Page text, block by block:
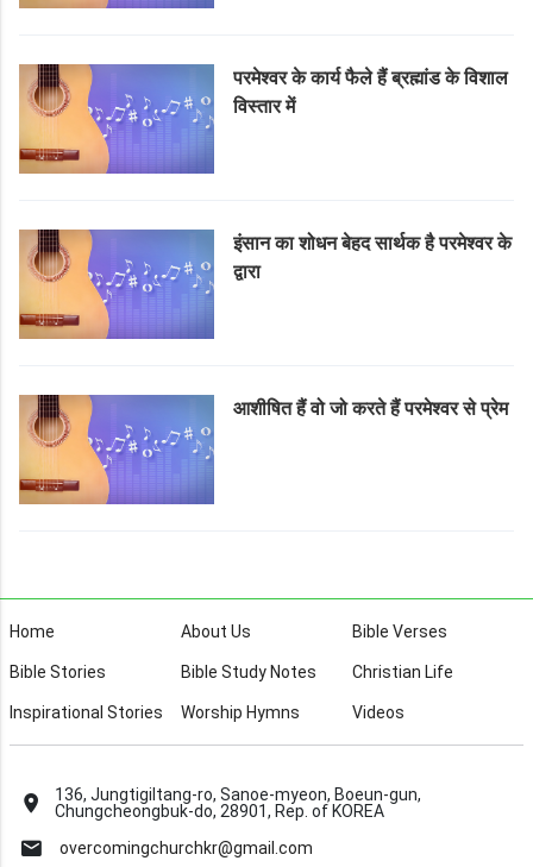
परमेश्वर के कार्य फैले हैं ब्रह्मांड के विशाल
विस्तार में
इंसान का शोधन बेहद सार्थक है परमेश्वर के
द्वारा
आशीषित हैं वो जो करते हैं परमेश्वर से प्रेम
Home About Us Bible Verses
Bible Stories Bible Study Notes Christian Life
Inspirational Stories Worship Hymns Videos
136, Jungtigiltang-ro, Sanoe-myeon, Boeun-gun,
Chungcheongbuk-do, 28901, Rep. of KOREA
overcomingchurchkr@gmail.com